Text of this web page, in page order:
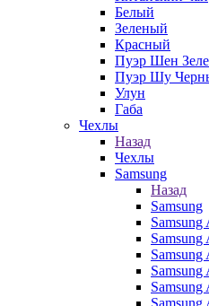
Белый
Зеленый
Красный
Пуэр Шен
Пуэр Шу
Улун
Габа
Чехлы
Назад
Чехлы
Samsung
Назад
Samsung
Samsung
Samsung
Samsung
Samsung
Samsung